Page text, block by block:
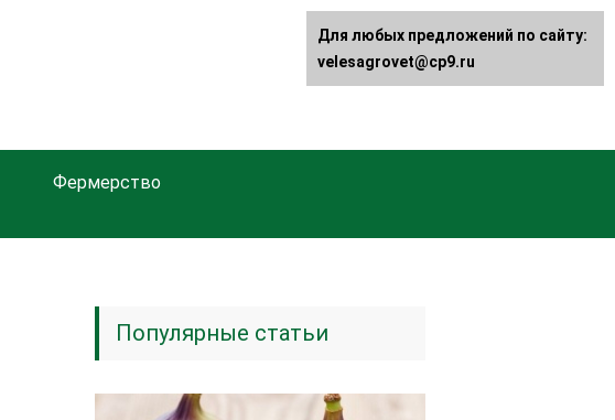
Фермерство
Популярные статьи
Для любых предложений по сайту:
velesagrovet@cp9.ru